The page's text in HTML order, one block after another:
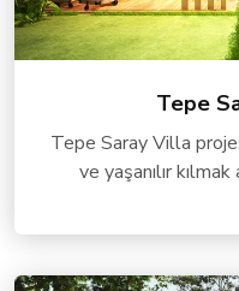
Tepe
Tepe Saray Villa
ve yaşanılır